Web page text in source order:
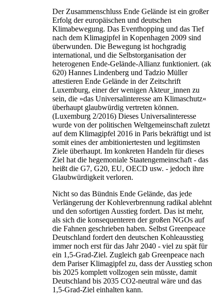
Der Zusammenschluss Ende Gelände ist ein großer
Erfolg der europäischen und deutschen
Klimabewegung. Das Eventhopping und das Tief
nach dem Klimagipfel in Kopenhagen 2009 sind
überwunden. Die Bewegung ist hochgradig
international, und die Selbstorganisation der
heterogenen Ende-Gelände-Allianz funktioniert. (ak
620) Hannes Lindenberg und Tadzio Müller
attestieren Ende Gelände in der Zeitschrift
Luxemburg, einer der wenigen Akteur_innen zu
sein, die »das Universalinteresse am Klimaschutz«
überhaupt glaubwürdig vertreten können.
(Luxemburg 2/2016) Dieses Universalinteresse
wurde von der politischen Weltgemeinschaft zuletzt
auf dem Klimagipfel 2016 in Paris bekräftigt und ist
somit eines der ambitioniertesten und legitimsten
Ziele überhaupt. Im konkreten Handeln für dieses
Ziel hat die hegemoniale Staatengemeinschaft - das
heißt die G7, G20, EU, OECD usw. - jedoch ihre
Glaubwürdigkeit verloren.
Nicht so das Bündnis Ende Gelände, das jede
Verlängerung der Kohleverbrennung radikal ablehnt
und den sofortigen Ausstieg fordert. Das ist mehr,
als sich die konsequenteren der großen NGOs auf
die Fahnen geschrieben haben. Selbst Greenpeace
Deutschland fordert den deutschen Kohleausstieg
immer noch erst für das Jahr 2040 - viel zu spät für
ein 1,5-Grad-Ziel. Zugleich gab Greenpeace nach
dem Pariser Klimagipfel zu, dass der Ausstieg schon
bis 2025 komplett vollzogen sein müsste, damit
Deutschland bis 2035 CO2-neutral wäre und das
1,5-Grad-Ziel einhalten kann.